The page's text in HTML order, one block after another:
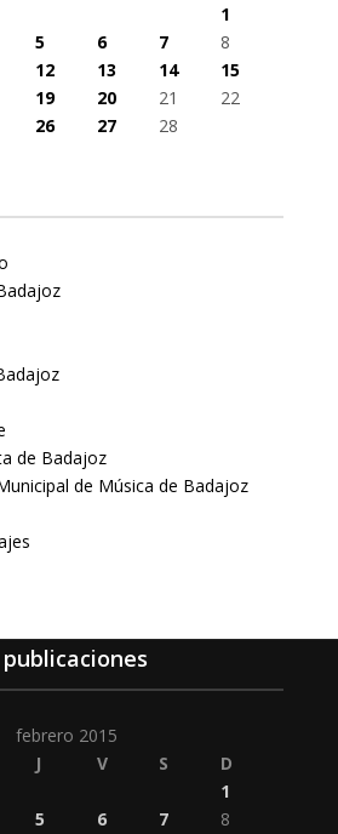
1
5 6 7
8
12 13 14
15
19 20 21
22
26 27
28
de Badajoz
de Música de Badajoz
febrero 2015
J V S
D
1
5 6 7
8